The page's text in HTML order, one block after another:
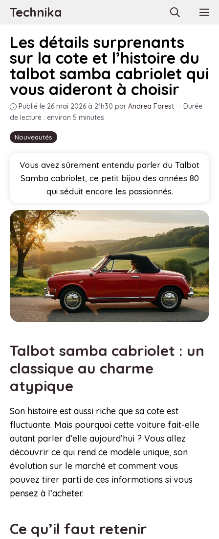
AllerTechnika
Nouveautés
Les détails surprenants
sur la cote et l’histoire du
talbot samba cabriolet qui
vous aideront à choisir
Publié le 26 mai 2026 à 21h30 par Andrea Forest · Durée
de lecture : environ 5 minutes
Vous avez sûrement entendu parler du Talbot
Samba cabriolet, ce petit bijou des années 80
qui séduit encore les passionnés.
Talbot samba cabriolet : un
classique au charme
atypique
Son histoire est aussi riche que sa cote est
fluctuante. Mais pourquoi cette voiture fait-elle
autant parler d’elle aujourd’hui ? Vous allez
découvrir ce qui rend ce modèle unique, son
évolution sur le marché et comment vous
pouvez tirer parti de ces informations si vous
pensez à l’acheter.
Ce qu’il faut retenir